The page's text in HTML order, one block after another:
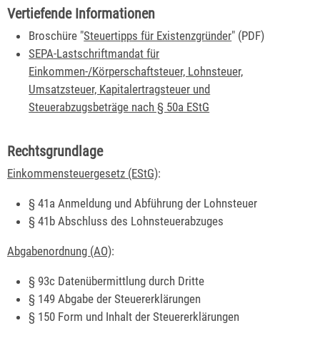
Vertiefende Informationen
Broschüre "Steuertipps für Existenzgründer" (PDF)
SEPA-Lastschriftmandat für
Einkommen-/Körperschaftsteuer, Lohnsteuer,
Umsatzsteuer, Kapitalertragsteuer und
Steuerabzugsbeträge nach § 50a EStG
Rechtsgrundlage
Einkommensteuergesetz (EStG):
§ 41a Anmeldung und Abführung der Lohnsteuer
§ 41b Abschluss des Lohnsteuerabzuges
Abgabenordnung (AO):
§ 93c Datenübermittlung durch Dritte
§ 149 Abgabe der Steuererklärungen
§ 150 Form und Inhalt der Steuererklärungen